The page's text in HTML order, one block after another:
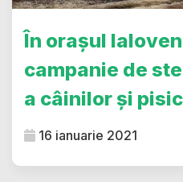
În orașul
campanie de
a câinilor și
16 ianuarie 2021